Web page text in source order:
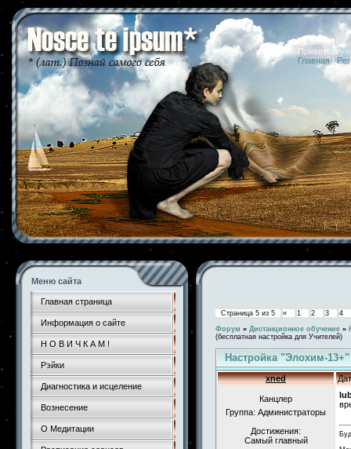
07.08.2026
Главная |
Меню сайта
Главная страница
Информация о сайте
Н О В И Ч К А М !
Рэйки
Диагностика и исцеление
Вознесение
О Медитации
Страница 5 из 5 « 1 2 3
4
Форум » Дистанционное обучение »
(бесплатная настройка для Учителей)
Настройка "Элохим-13+"
xned
Канцлер
Группа: Администраторы
Достижения:
Самый главный